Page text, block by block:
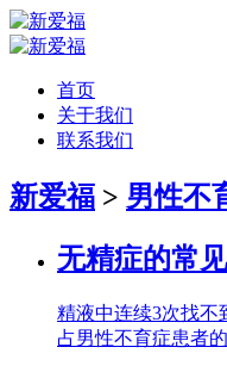
首页
关于我们
联系我们
新爱福 > 男性不
无精症的常
精液中连续3次找不
占男性不育症患者